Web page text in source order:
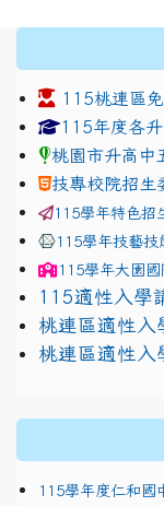
115桃連區
link to https://
115年度各
桃園市升高中
技專校院招生
115學年特色招
115學年技藝技
115學年大園國
115適性入學
link to
桃連區適性入
link to
桃連區適性入
115學年度仁和國